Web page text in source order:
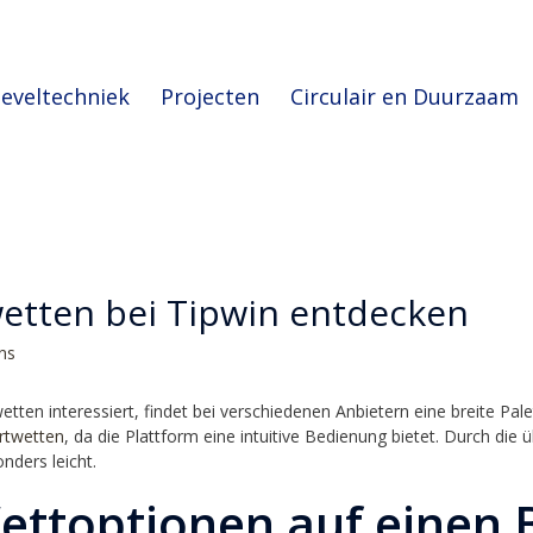
Projecten Circulair en Duurzaam
bei Tipwin entdecken
interessiert, findet bei verschiedenen Anbietern eine breite
, da die Plattform eine intuitive Bedienung bietet. Durch die
leicht.